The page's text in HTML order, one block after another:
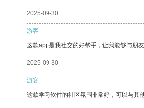
2025-09-30
游客
这款app是我社交的好帮手，让我能够与朋
2025-09-30
游客
这款学习软件的社区氛围非常好，可以与其